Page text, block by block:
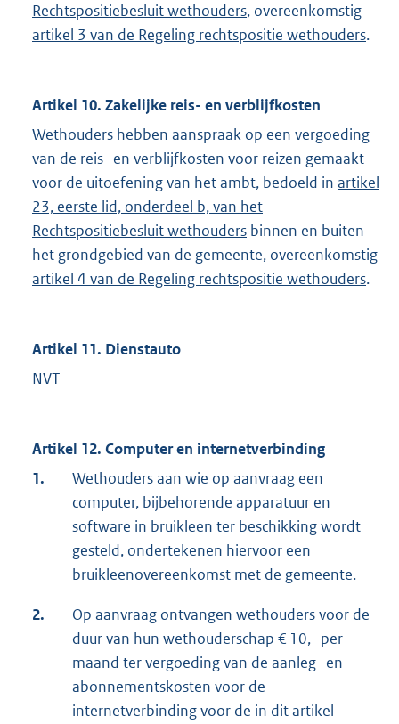
Rechtspositiebesluit wethouders, overeenkomstig
artikel 3 van de Regeling rechtspositie wethouders.
Artikel 10. Zakelijke reis- en verblijfkosten
Wethouders hebben aanspraak op een vergoeding
van de reis- en verblijfkosten voor reizen gemaakt
voor de uitoefening van het ambt, bedoeld in artikel
23, eerste lid, onderdeel b, van het
Rechtspositiebesluit wethouders binnen en buiten
het grondgebied van de gemeente, overeenkomstig
artikel 4 van de Regeling rechtspositie wethouders.
Artikel 11. Dienstauto
NVT
Artikel 12. Computer en internetverbinding
1.
Wethouders aan wie op aanvraag een
computer, bijbehorende apparatuur en
software in bruikleen ter beschikking wordt
gesteld, ondertekenen hiervoor een
bruikleenovereenkomst met de gemeente.
2.
Op aanvraag ontvangen wethouders voor de
duur van hun wethouderschap € 10,- per
maand ter vergoeding van de aanleg- en
abonnementskosten voor de
internetverbinding voor de in dit artikel